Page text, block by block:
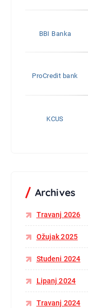
BBI Banka
ProCredit bank
KCUS
Archives
Travanj 2026
Ožujak 2025
Studeni 2024
Lipanj 2024
Travanj 2024